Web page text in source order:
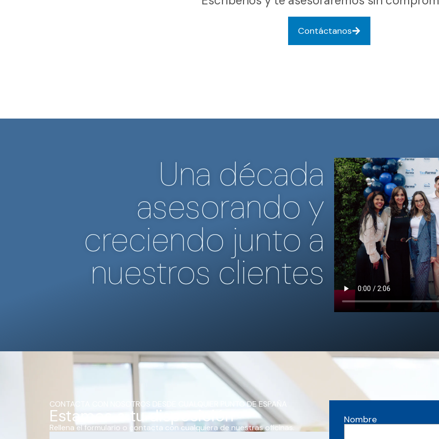
Contáctanos
Una década
asesorando y
creciendo junto a
nuestros clientes
CONTACTA CON NOSOTROS DESDE CUALQUIER PUNTO DE ESPAÑA
Estamos a tu disposición
Rellena el formulario o contacta con cualquiera de nuestras oficinas.
Nombre